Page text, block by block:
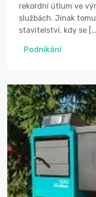
rekordní útlum ve
službách. Jinak
stavitelství, kdy se
Podnikání